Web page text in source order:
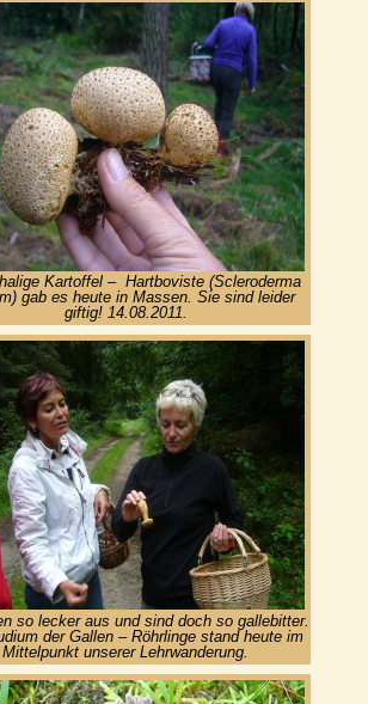
Kartoffel – Hartboviste (Scleroderma
gab es heute in Massen. Sie sind leider
giftig! 14.08.2011.
so lecker aus und sind doch so gallebitter.
der Gallen – Röhrlinge stand heute im
Mittelpunkt unserer Lehrwanderung.